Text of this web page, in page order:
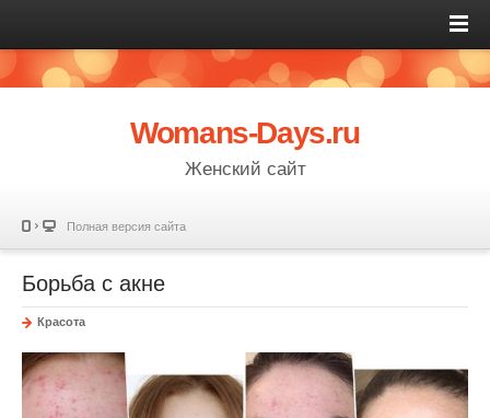
Womans-Days.ru
Женский сайт
Полная версия сайта
Борьба с акне
Красота